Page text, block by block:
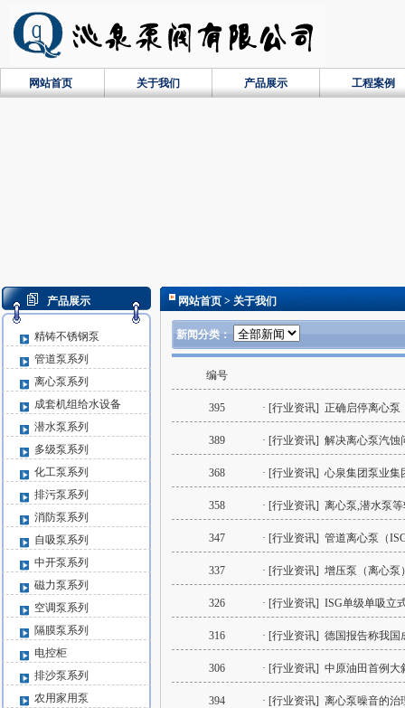
网站首页 关于我们 产品展示 工程案例
产品展示
精铸不锈钢泵
管道泵系列
离心泵系列
成套机组给水设备
潜水泵系列
多级泵系列
化工泵系列
排污泵系列
消防泵系列
自吸泵系列
中开泵系列
磁力泵系列
空调泵系列
隔膜泵系列
电控柜
排沙泵系列
农用家用泵
网站首页 > 关于我们
新闻分类：
编号
395 · [行业资讯] 正确启停离心泵
389 · [行业资讯] 解决离心泵汽蚀
368 · [行业资讯] 心泉集团泵业集
358 · [行业资讯] 离心泵,潜水泵
347 · [行业资讯] 管道离心泵（
337 · [行业资讯] 增压泵（离心泵
326 · [行业资讯] ISG单级单吸立
316 · [行业资讯] 德国报告称我国
306 · [行业资讯] 中原油田首例大
394 · [行业资讯] 离心泵噪音的治